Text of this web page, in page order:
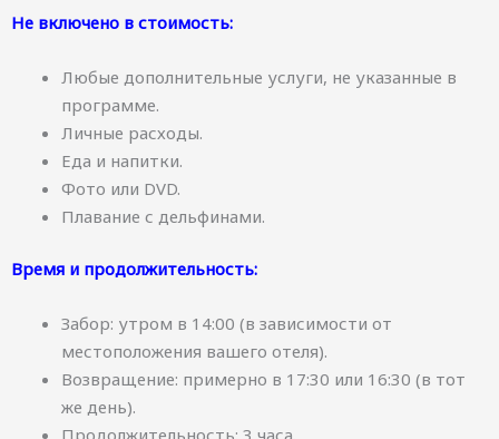
Не включено в стоимость:
Любые дополнительные услуги, не указанные в
программе.
Личные расходы.
Еда и напитки.
Фото или DVD.
Плавание с дельфинами.
Время и продолжительность:
Забор: утром в 14:00 (в зависимости от
местоположения вашего отеля).
Возвращение: примерно в 17:30 или 16:30 (в тот
же день).
Продолжительность: 3 часа.